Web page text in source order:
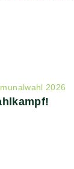
2026